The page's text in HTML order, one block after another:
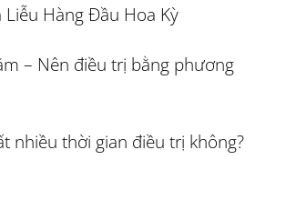
Liễu Hàng Đầu Hoa Kỳ
– Nên điều trị bằng phương
nhiều thời gian điều trị không?